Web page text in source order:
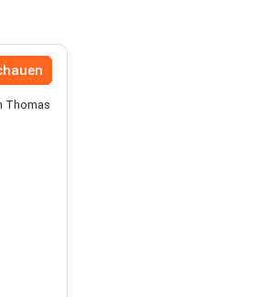
Thomas